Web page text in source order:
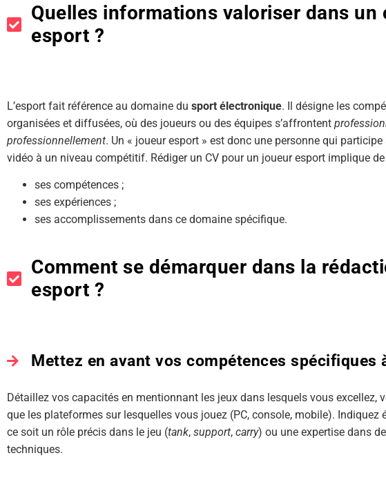
Quelles informations valoriser dans un
esport ?
L’esport fait référence au domaine du sport électronique. Il désigne les
organisées et diffusées, où des joueurs ou des équipes s’affrontent
professionnellement. Un « joueur esport » est donc une personne qui
vidéo à un niveau compétitif. Rédiger un CV pour un joueur esport implique
ses compétences ;
ses expériences ;
ses accomplissements dans ce domaine spécifique.
Comment se démarquer dans la
esport ?
Mettez en avant vos compétences spécifiques
Détaillez vos capacités en mentionnant les jeux dans lesquels vous excellez,
que les plateformes sur lesquelles vous jouez (PC, console, mobile). Indiquez
ce soit un rôle précis dans le jeu (tank, support, carry) ou une expertise dans
techniques.